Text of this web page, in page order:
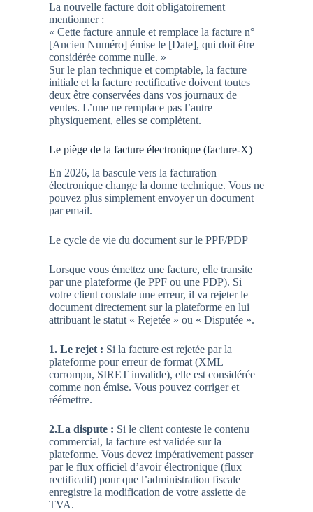
La nouvelle facture doit obligatoirement
mentionner :
« Cette facture annule et remplace la facture n°
[Ancien Numéro] émise le [Date], qui doit être
considérée comme nulle. »
Sur le plan technique et comptable, la facture
initiale et la facture rectificative doivent toutes
deux être conservées dans vos journaux de
ventes. L’une ne remplace pas l’autre
physiquement, elles se complètent.
Le piège de la facture électronique (facture-X)
En 2026, la bascule vers la facturation
électronique change la donne technique. Vous ne
pouvez plus simplement envoyer un document
par email.
Le cycle de vie du document sur le PPF/PDP
Lorsque vous émettez une facture, elle transite
par une plateforme (le PPF ou une PDP). Si
votre client constate une erreur, il va rejeter le
document directement sur la plateforme en lui
attribuant le statut « Rejetée » ou « Disputée ».
1. Le rejet : Si la facture est rejetée par la
plateforme pour erreur de format (XML
corrompu, SIRET invalide), elle est considérée
comme non émise. Vous pouvez corriger et
réémettre.
2.La dispute : Si le client conteste le contenu
commercial, la facture est validée sur la
plateforme. Vous devez impérativement passer
par le flux officiel d’avoir électronique (flux
rectificatif) pour que l’administration fiscale
enregistre la modification de votre assiette de
TVA.